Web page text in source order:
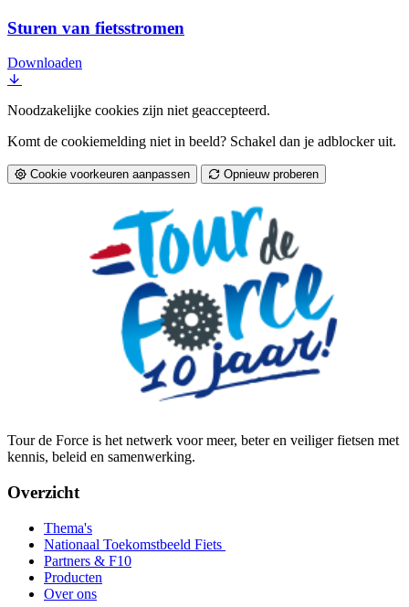
Sturen van fietsstromen
Downloaden
Noodzakelijke cookies zijn niet geaccepteerd.
Komt de cookiemelding niet in beeld? Schakel dan je adblocker uit.
Cookie voorkeuren aanpassen Opnieuw proberen
Tour de Force is het netwerk voor meer, beter en veiliger fietsen met
kennis, beleid en samenwerking.
Overzicht
Thema's
Nationaal Toekomstbeeld Fiets
Partners & F10
Producten
Over ons